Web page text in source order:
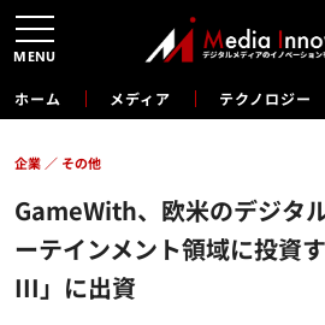
ホーム メディア テクノロジー
GameWith、欧米のデジタ
ーテインメント領域に投資
III」に出資
企業 その他
MENU